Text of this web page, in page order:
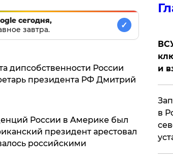
сегодня,
завтра.
✓
дипсобственности России
президента РФ Дмитрий
России в Америке был
президент арестовал
российскими
и
в